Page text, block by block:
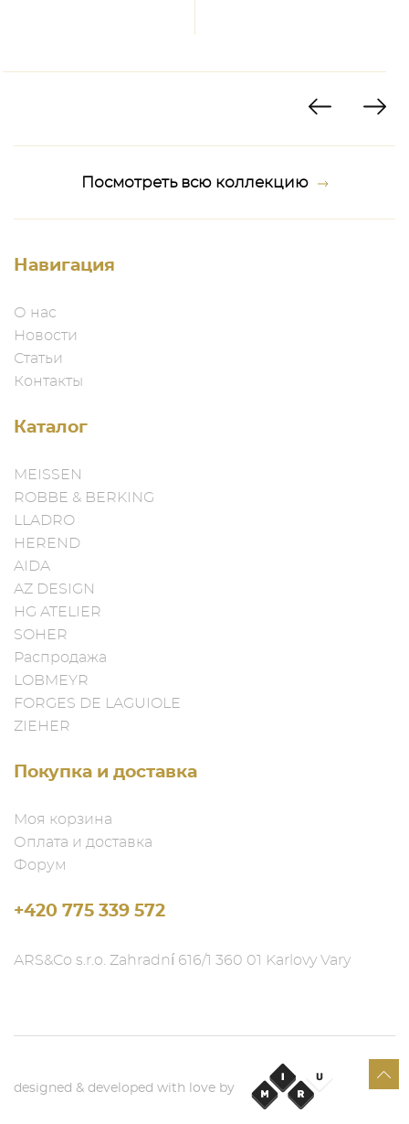
Посмотреть всю коллекцию
Навигация
О нас
Новости
Статьи
Контакты
Каталог
MEISSEN
ROBBE & BERKING
LLADRO
HEREND
AIDA
AZ DESIGN
HG ATELIER
SOHER
Распродажа
LOBMEYR
FORGES DE LAGUIOLE
ZIEHER
Покупка и доставка
Моя корзина
Оплата и доставка
Форум
+420 775 339 572
ARS&Co s.r.o. Zahradní 616/1 360 01 Karlovy Vary
designed & developed with love by